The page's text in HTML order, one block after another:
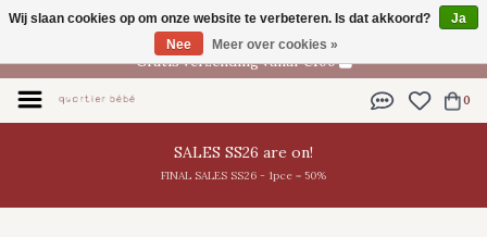
NL
Gratis verzending vanaf €100
0
SALES SS26 are on!
FINAL SALES SS26 - 1pce = 50%
Wij slaan cookies op om onze website te verbeteren. Is dat akkoord?
Ja
Nee
Meer over cookies »